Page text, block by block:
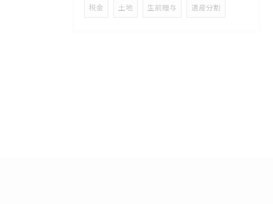
税金 土地 生前贈与 遺産分割